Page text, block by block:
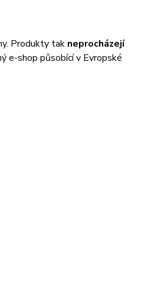
Produkty tak neprocházejí
e-shop působící v Evropské